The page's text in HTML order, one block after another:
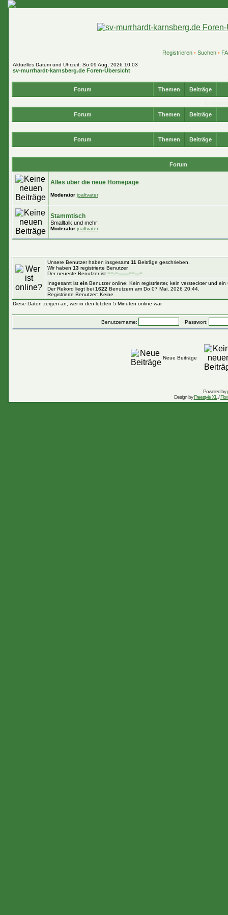
Registrieren• Suchen•
Aktuelles Datum und Uhrzeit: So 09 Aug, 2026 10:03
sv-murrhardt-karnsberg.de Foren-Übersicht
Forum Themen Beiträge
Forum Themen Beiträge
Forum Themen Beiträge
Forum
Alles über die neue Homepage
Moderator joaltvater
Stammtisch
Smalltalk und mehr!
Moderator joaltvater
Unsere Benutzer haben insgesamt 11 Beiträge geschrieben.
Wir haben 13 registrierte Benutzer.
Der neueste Benutzer ist ==-=-------==---=
Insgesamt ist ein Benutzer online: Kein registrierter, kein versteckter und
Der Rekord liegt bei 1622 Benutzern am Do 07 Mai, 2026 20:44.
Registrierte Benutzer: Keine
Diese Daten zeigen an, wer in den letzten 5 Minuten online war.
Benutzername: Passwort:
Neue Beiträge
Powered by
Design byFreestyle XL /